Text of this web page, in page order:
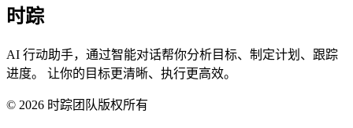
时踪
AI 行动助手，通过智能对话帮你分析目标、制定计划、跟踪
进度。 让你的目标更清晰、执行更高效。
© 2026 时踪团队版权所有